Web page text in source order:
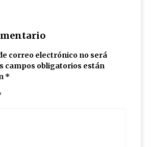
correo electrónico no será
campos obligatorios están
*